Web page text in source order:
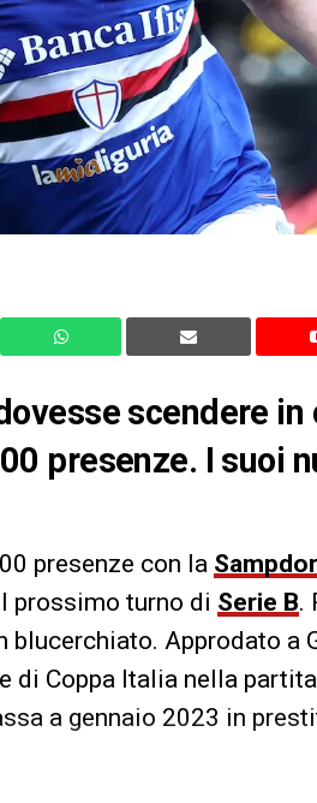
scendere in
presenze. I suoi
presenze con la
prossimo turno di Serie B.
Approdato a
Coppa Italia nella
a gennaio 2023 in